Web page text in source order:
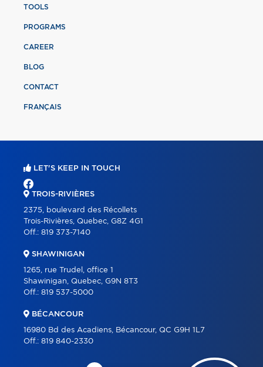
TOOLS
PROGRAMS
CAREER
BLOG
CONTACT
FRANÇAIS
LET'S KEEP IN TOUCH
TROIS-RIVIÈRES
2375, boulevard des Récollets
Trois-Rivières, Quebec, G8Z 4G1
Off.: 819 373-7140
SHAWINIGAN
1265, rue Trudel, office 1
Shawinigan, Quebec, G9N 8T3
Off.: 819 537-5000
BÉCANCOUR
16980 Bd des Acadiens, Bécancour, QC G9H 1L7
Off.: 819 840-2330